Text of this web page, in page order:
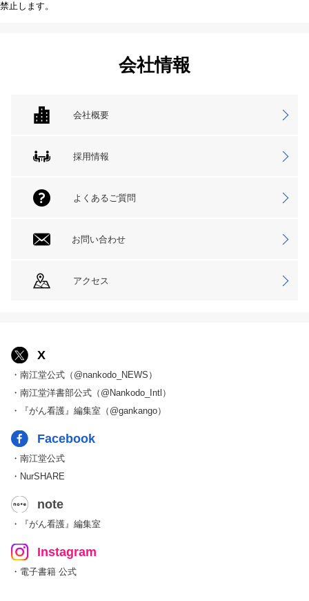
禁止します。
会社情報
会社概要
採用情報
よくあるご質問
お問い合わせ
アクセス
X
・南江堂公式（@nankodo_NEWS）
・南江堂洋書部公式（@Nankodo_Intl）
・『がん看護』編集室（@gankango）
Facebook
・南江堂公式
・NurSHARE
note
・『がん看護』編集室
Instagram
・電子書籍 公式